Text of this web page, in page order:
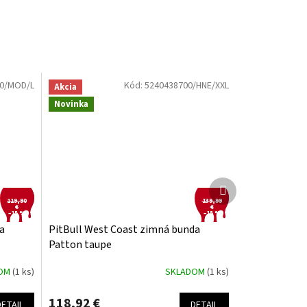
119,90
€
–15 %
(1 ks)
MOD/L
Akcia
Novinka
139,99
€
–15 %
PitBull West Coast zimná bunda
Patton taupe
SKLADOM (1 ks)
Kód: 5240438700/HNE/XXL
Ďalší
produkt